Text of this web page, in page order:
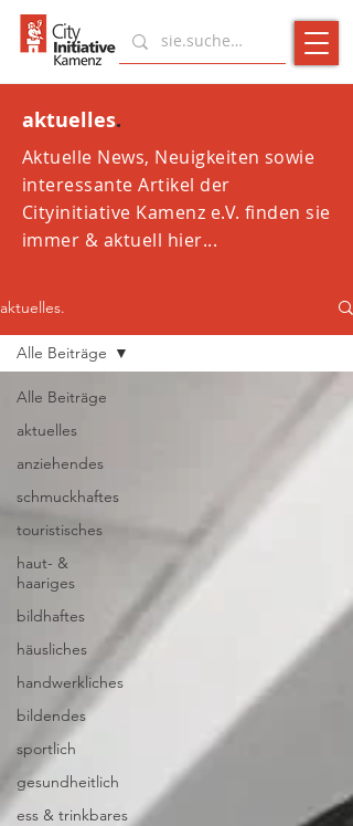
aktuelles.
Aktuelle News, Neuigkeiten sowie
interessante Artikel der
Cityinitiative Kamenz e.V. finden sie
immer & aktuell hier...
aktuelles.
Alle Beiträge
aktuelles
anziehendes
schmuckhaftes
touristisches
haut- &
haariges
bildhaftes
häusliches
handwerkliches
bildendes
sportlich
gesundheitlich
ess & trinkbares
Alle Beiträge